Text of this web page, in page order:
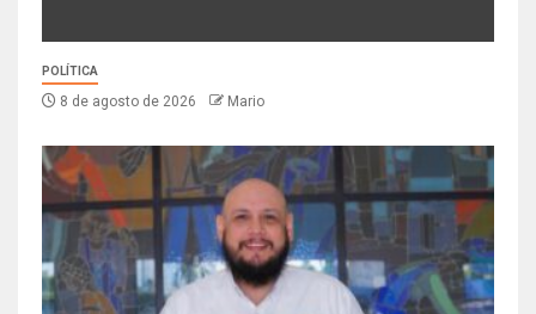
POLÍTICA
8 de agosto de 2026 Mario